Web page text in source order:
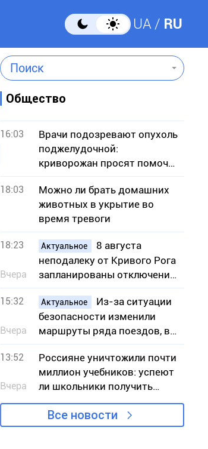
UA RU
Поиск
Общество
16:03
Врачи подозревают опухоль
поджелудочной:
криворожан просят помочь
собрать средства на
операцию
18:03
Можно ли брать домашних
животных в укрытие во
время тревоги
18:23
Вчера
Актуальное
8 августа
неподалеку от Кривого Рога
запланированы отключения
света – адреса
15:32
Вчера
Актуальное
Из-за ситуации
безопасности изменили
маршруты ряда поездов, в
частности сообщением с
Кривым Рогом
13:52
Вчера
Россияне уничтожили почти
миллион учебников: успеют
ли школьники получить
книги к учебному году
Все новости